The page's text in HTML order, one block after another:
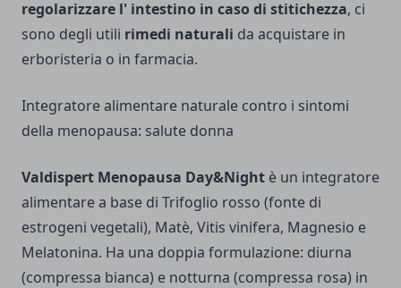
regolarizzare l' intestino in caso di stitichezza, ci
sono degli utili rimedi naturali da acquistare in
erboristeria o in farmacia.
Integratore alimentare naturale contro i sintomi
della menopausa: salute donna
Valdispert Menopausa Day&Night è un integratore
alimentare a base di Trifoglio rosso (fonte di
estrogeni vegetali), Matè, Vitis vinifera, Magnesio e
Melatonina. Ha una doppia formulazione: diurna
(compressa bianca) e notturna (compressa rosa) in